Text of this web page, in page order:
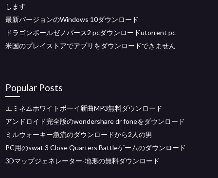
します
最新バージョンのWindows 10ダウンロード
ドラゴンボールゼノバース2 pcダウンロードutorrent pc
米国のプレイストアでアプリをダウンロードできません
Popular Posts
エミネムホワイトボーイ新曲MP3無料ダウンロード
アンドロイド完全版のwondershare dr foneをダウンロード
ミルウォーキー急流のダウンロードから2人の男
PC用のswat 3 Close Quarters Battleゲームのダウンロード
3Dマップジェネレーター-地形の無料ダウンロード